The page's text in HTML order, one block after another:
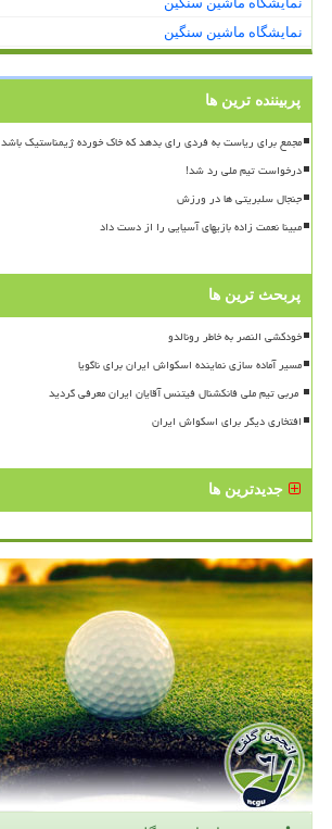
نمایشگاه ماشین سنگین
پربیننده ترین ها
مجمع برای ریاست به فردی رای بدهد که خاک خورده ژیمناستیک باشد
درخواست تیم ملی رد شد!
جنجال سلبریتی ها در ورزش
مبینا نعمت زاده بازیهای آسیایی را از دست داد
پربحث ترین ها
خودکشی النصر به خاطر رونالدو
مسیر آماده سازی نماینده اسکواش ایران برای ناگویا
افتخاری دیگر برای اسکواش ایران
جدیدترین ها